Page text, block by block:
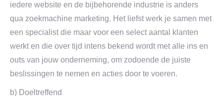
iedere website en de bijbehorende industrie is anders
qua zoekmachine marketing. Het liefst werk je samen met
een specialist die maar voor een select aantal klanten
werkt en die over tijd intens bekend wordt met alle ins en
outs van jouw onderneming, om zodoende de juiste
beslissingen te nemen en acties door te voeren.
b) Doeltreffend